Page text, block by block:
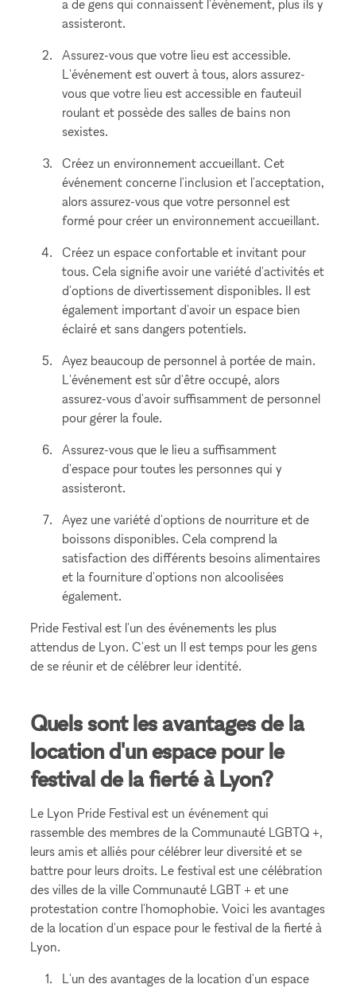
a de gens qui connaissent l'événement, plus ils y
assisteront.
Assurez-vous que votre lieu est accessible.
L'événement est ouvert à tous, alors assurez-
vous que votre lieu est accessible en fauteuil
roulant et possède des salles de bains non
sexistes.
Créez un environnement accueillant. Cet
événement concerne l'inclusion et l'acceptation,
alors assurez-vous que votre personnel est
formé pour créer un environnement accueillant.
Créez un espace confortable et invitant pour
tous. Cela signifie avoir une variété d'activités et
d'options de divertissement disponibles. Il est
également important d'avoir un espace bien
éclairé et sans dangers potentiels.
Ayez beaucoup de personnel à portée de main.
L'événement est sûr d'être occupé, alors
assurez-vous d'avoir suffisamment de personnel
pour gérer la foule.
Assurez-vous que le lieu a suffisamment
d'espace pour toutes les personnes qui y
assisteront.
Ayez une variété d'options de nourriture et de
boissons disponibles. Cela comprend la
satisfaction des différents besoins alimentaires
et la fourniture d'options non alcoolisées
également.
Pride Festival est l'un des événements les plus
attendus de Lyon. C'est un Il est temps pour les gens
de se réunir et de célébrer leur identité.
Quels sont les avantages de la
location d'un espace pour le
festival de la fierté à Lyon?
Le Lyon Pride Festival est un événement qui
rassemble des membres de la Communauté LGBTQ +,
leurs amis et alliés pour célébrer leur diversité et se
battre pour leurs droits. Le festival est une célébration
des villes de la ville Communauté LGBT + et une
protestation contre l'homophobie. Voici les avantages
de la location d'un espace pour le festival de la fierté à
Lyon.
L'un des avantages de la location d'un espace